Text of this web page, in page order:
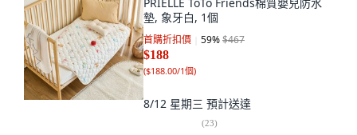
墊, 象牙白, 1個
首購折扣價 59%$467
$188
($188.00/1個)
8/12 星期三 預計送達
(23)